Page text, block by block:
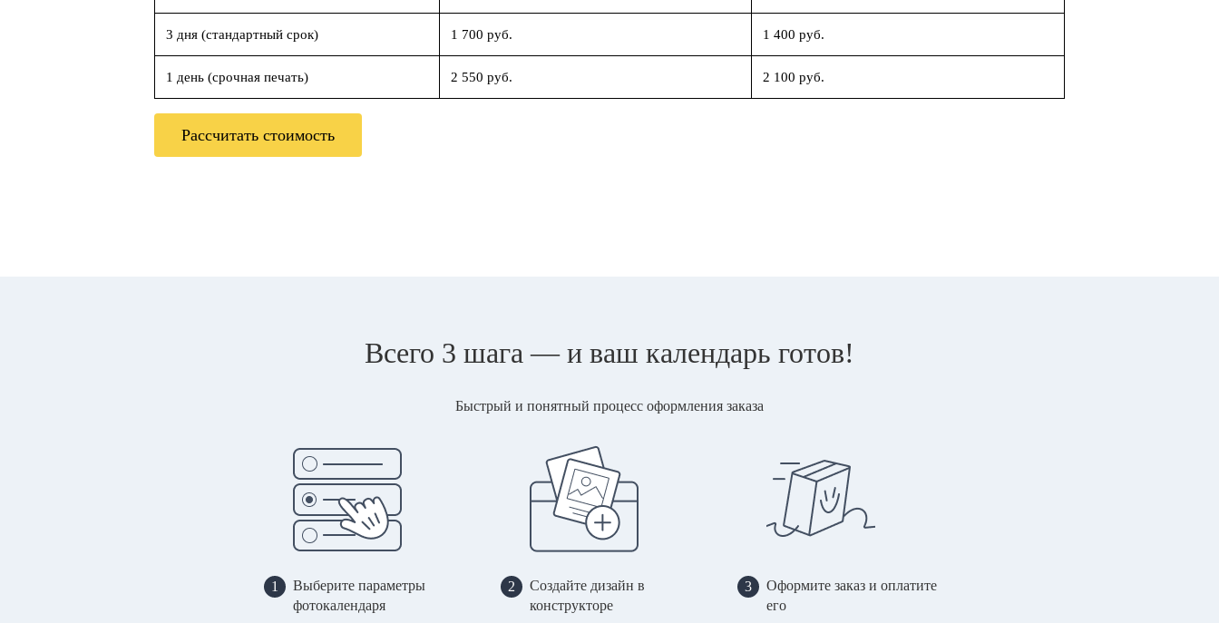
3 дня (стандартный срок) 1 700 руб. 1 400 руб.
1 день (срочная печать) 2 550 руб. 2 100 руб.
Рассчитать стоимость
Всего 3 шага — и ваш календарь готов!
Быстрый и понятный процесс оформления заказа
1
Выберите параметры
фотокалендаря
2
Создайте дизайн в
конструкторе
3
Оформите заказ и оплатите
его